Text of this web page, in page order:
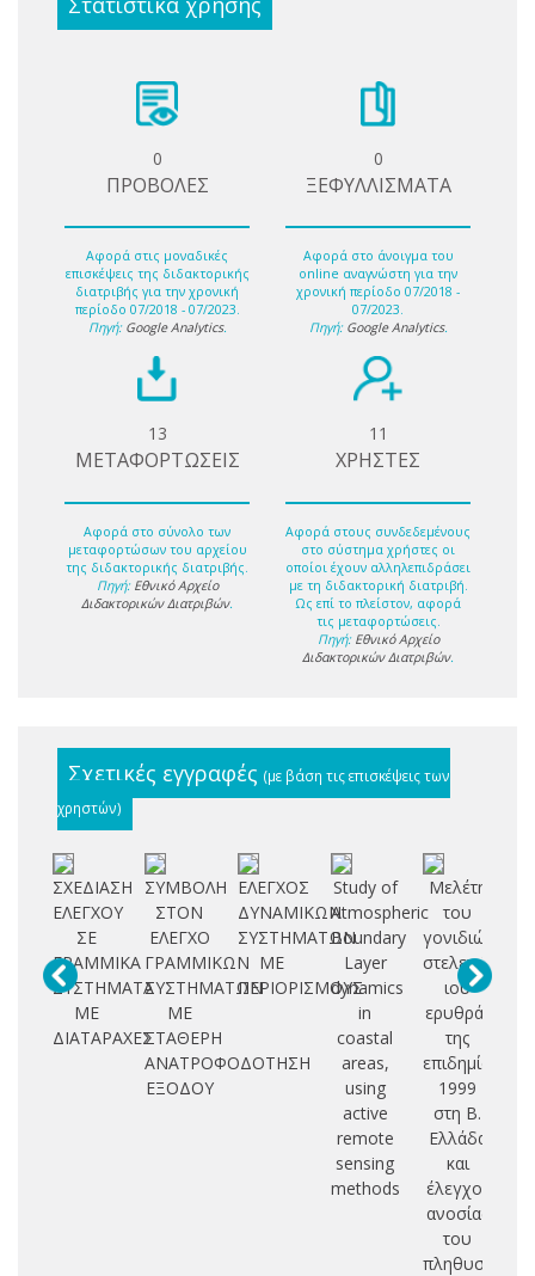
0
ΠΡΟΒΟΛΕΣ
Αφορά στις μοναδικές
επισκέψεις της διδακτορικής
διατριβής για την χρονική
περίοδο 07/2018 - 07/2023.
Πηγή: Google Analytics.
0
ΞΕΦΥΛΛΙΣΜΑΤΑ
Αφορά στο άνοιγμα του
online αναγνώστη για την
χρονική περίοδο 07/2018 -
07/2023.
Πηγή: Google Analytics.
13
ΜΕΤΑΦΟΡΤΩΣΕΙΣ
Αφορά στο σύνολο των
μεταφορτώσων του αρχείου
της διδακτορικής διατριβής.
Πηγή: Εθνικό Αρχείο
Διδακτορικών Διατριβών.
11
ΧΡΗΣΤΕΣ
Αφορά στους συνδεδεμένους
στο σύστημα χρήστες οι
οποίοι έχουν αλληλεπιδράσει
με τη διδακτορική διατριβή.
Ως επί το πλείστον, αφορά
τις μεταφορτώσεις.
Πηγή: Εθνικό Αρχείο
Διδακτορικών Διατριβών.
Σχετικές εγγραφές (με βάση τις επισκέψεις των
χρηστών)
ΣΧΕΔΙΑΣΗ
ΕΛΕΓΧΟΥ
ΣΕ
ΓΡΑΜΜΙΚΑ
ΣΥΣΤΗΜΑΤΑ
ΜΕ
ΔΙΑΤΑΡΑΧΕΣ
ΣΥΜΒΟΛΗ
ΣΤΟΝ
ΕΛΕΓΧΟ
ΓΡΑΜΜΙΚΩΝ
ΣΥΣΤΗΜΑΤΩΝ
ΜΕ
ΣΤΑΘΕΡΗ
ΑΝΑΤΡΟΦΟΔΟΤΗΣΗ
ΕΞΟΔΟΥ
ΕΛΕΓΧΟΣ
ΔΥΝΑΜΙΚΩΝ
ΣΥΣΤΗΜΑΤΩΝ
ΜΕ
ΠΕΡΙΟΡΙΣΜΟΥΣ
Study of
Atmospheric
Boundary
Layer
dynamics
in
coastal
areas,
using
active
remote
sensing
methods
Μελέτη
του
γονιδιώματος
στελεχών
ιού
ερυθράς
της
επιδημίας
1999
στη Β.
Ελλάδα
και
έλεγχος
ανοσίας
του
πληθυσμού